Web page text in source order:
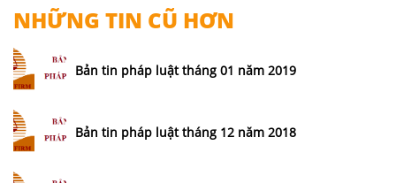
NHỮNG TIN CŨ HƠN
Bản tin pháp luật tháng 01 năm 2019
Bản tin pháp luật tháng 12 năm 2018